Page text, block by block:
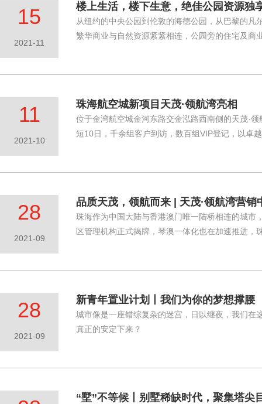
15
2021-11
楼上生活，楼下生意，绝佳公园资源独
从纽约的中央公园到伦敦的海德公园，从巴黎的
繁华商业与自然资源紧紧相连，公园旁的住宅及商
11
2021-10
珠海航空城新项目天茂·领航湾亮相
位于金湾航空城金河东路交金泓路西南侧的天茂·
短10日，千余组客户到访，数百组VIP登记，以卓
28
2021-09
品质天茂，领航而来 | 天茂·领航湾营销
珠海作为中国大陆与香港澳门唯一陆桥相连的城市
区管理机构正式揭牌，琴澳一体化也在加速推进，
28
2021-09
新青年置业计划丨我们为你的梦想撑腰
城市像是一座错综复杂的迷宫，日以继夜，我们在
真正的安定下来？
“墅”不等候丨别墅稀缺时代，聚集塔